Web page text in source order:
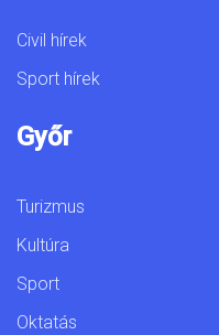
Civil hírek
Sport hírek
Győr
Turizmus
Kultúra
Sport
Oktatás